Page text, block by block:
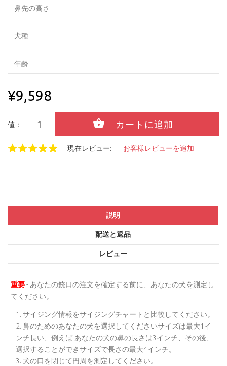
¥9,598
値：
現在レビュー: お客様レビューを追加
説明
配送と返品
レビュー
重要- あなたの銃口の注文を確定する前に、あなたの犬を測定し
てください。
サイジング情報をサイジングチャートと比較してください。
鼻のためのあなたの犬を選択してくださいサイズは最大1イ
ンチ長い、例えば-あなたの犬の鼻の長さは3インチ、その後、
選択することができサイズで長さの最大4インチ。
犬の口を閉じて円周を測定してください。